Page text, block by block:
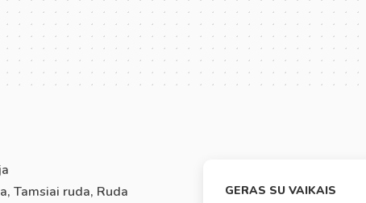
Tamsiai ruda, Ruda
GERAS SU VAIKAIS